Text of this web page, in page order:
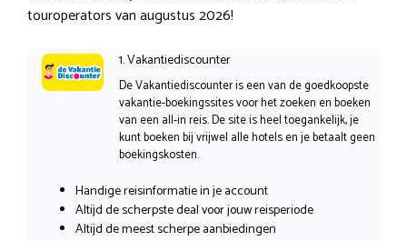
touroperators van augustus 2026!
1. Vakantiediscounter
De Vakantiediscounter is een van de goedkoopste
vakantie-boekingssites voor het zoeken en boeken
van een all-in reis. De site is heel toegankelijk, je
kunt boeken bij vrijwel alle hotels en je betaalt geen
boekingskosten.
Handige reisinformatie in je account
Altijd de scherpste deal voor jouw reisperiode
Altijd de meest scherpe aanbiedingen